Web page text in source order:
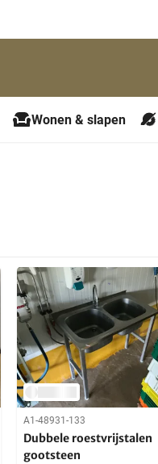
Wonen & slapen
A1-48931-133
Dubbele roestvrijstalen
gootsteen